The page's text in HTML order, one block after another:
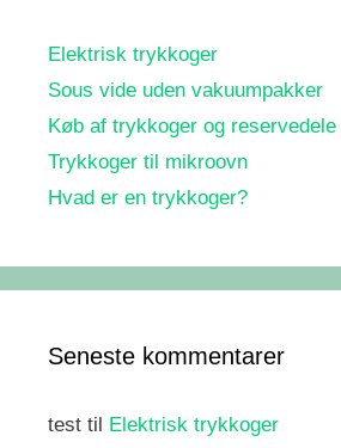
Elektrisk trykkoger
Sous vide uden vakuumpakker
Køb af trykkoger og reservedele
Trykkoger til mikroovn
Hvad er en trykkoger?
Seneste kommentarer
test til Elektrisk trykkoger